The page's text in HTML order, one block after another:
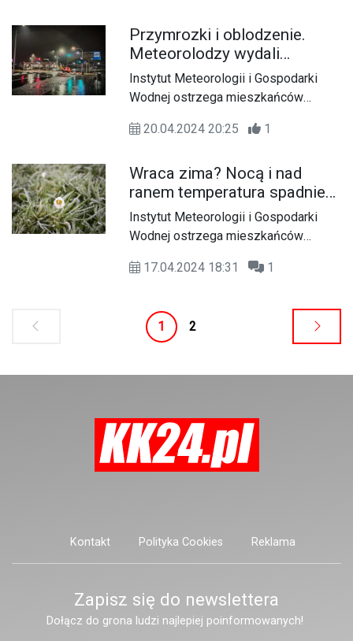
Przymrozki i oblodzenie.
Meteorolodzy wydali
ostrzeżenie dla
mieszkańców naszego
powiatu
Instytut Meteorologii i Gospodarki
Wodnej ostrzega mieszkańców
przymrozkami i oblodzeniem.
20.04.2024 20:25 1
Wraca zima? Nocą i nad
ranem temperatura spadnie
poniżej zera
Instytut Meteorologii i Gospodarki
Wodnej ostrzega mieszkańców
przymrozkami.
17.04.2024 18:31 1
1 2
Kontakt Polityka Cookies Reklama
Zapisz się do newslettera
Dołącz do grona ludzi najlepiej poinformowanych!